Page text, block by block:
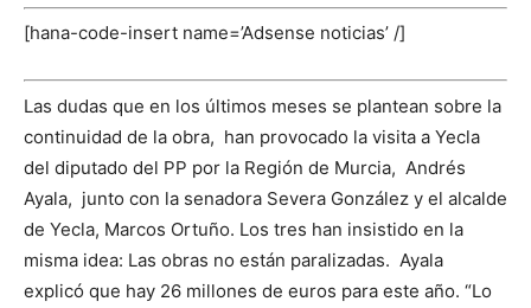
[hana-code-insert name=’Adsense noticias’ /]
Las dudas que en los últimos meses se plantean sobre la
continuidad de la obra, han provocado la visita a Yecla
del diputado del PP por la Región de Murcia, Andrés
Ayala, junto con la senadora Severa González y el alcalde
de Yecla, Marcos Ortuño. Los tres han insistido en la
misma idea: Las obras no están paralizadas. Ayala
explicó que hay 26 millones de euros para este año. “Lo